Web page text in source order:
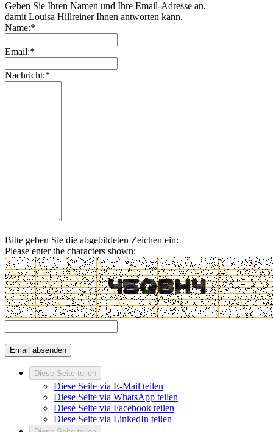
Geben Sie Ihren Namen und Ihre Email-Adresse an,
damit Louisa Hillreiner Ihnen antworten kann.
Name:*
Email:*
Nachricht:*
Bitte geben Sie die abgebildeten Zeichen ein:
Please enter the characters shown:
Diese Seite teilen
Diese Seite via E-Mail teilen
Diese Seite via WhatsApp teilen
Diese Seite via Facebook teilen
Diese Seite via LinkedIn teilen